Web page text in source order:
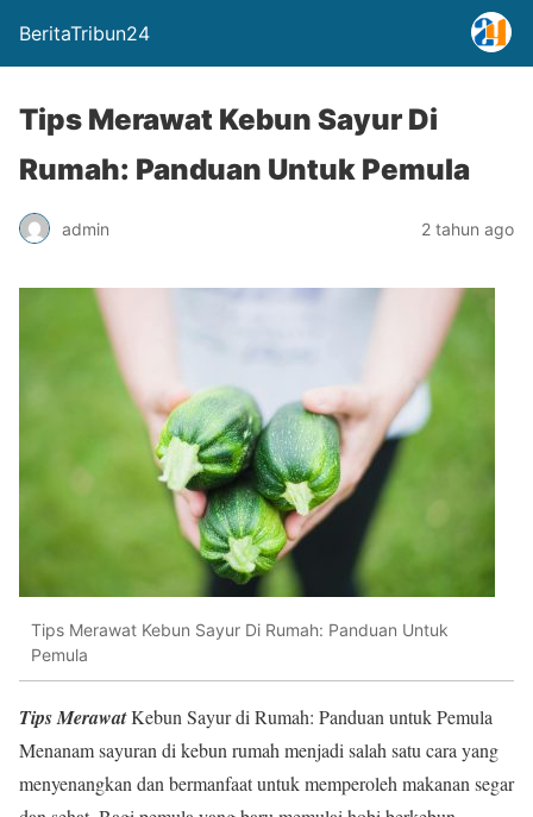
BeritaTribun24
Tips Merawat Kebun Sayur Di
Rumah: Panduan Untuk Pemula
admin 2 tahun ago
Tips Merawat Kebun Sayur Di Rumah: Panduan Untuk
Pemula
Tips MerawatKebun Sayur di Rumah: Panduan untuk Pemula
Menanam sayuran di kebun rumah menjadi salah satu cara yang
menyenangkan dan bermanfaat untuk memperoleh makanan segar